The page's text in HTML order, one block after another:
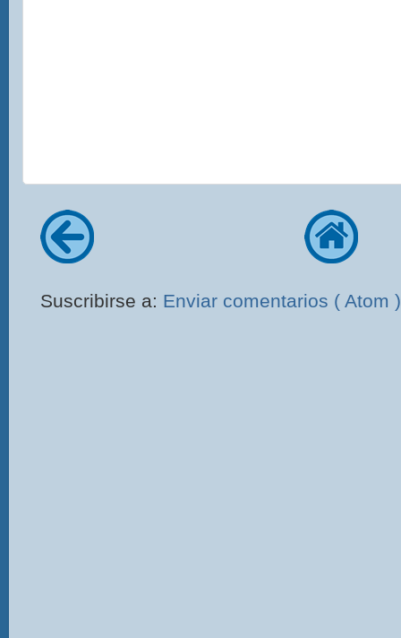
Suscribirse a: Enviar comentarios ( Atom )